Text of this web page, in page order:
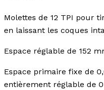
Molettes de 12 TPI pour
en laissant les coques
Espace réglable de 152
Espace primaire fixe de
entièrement réglable de 0